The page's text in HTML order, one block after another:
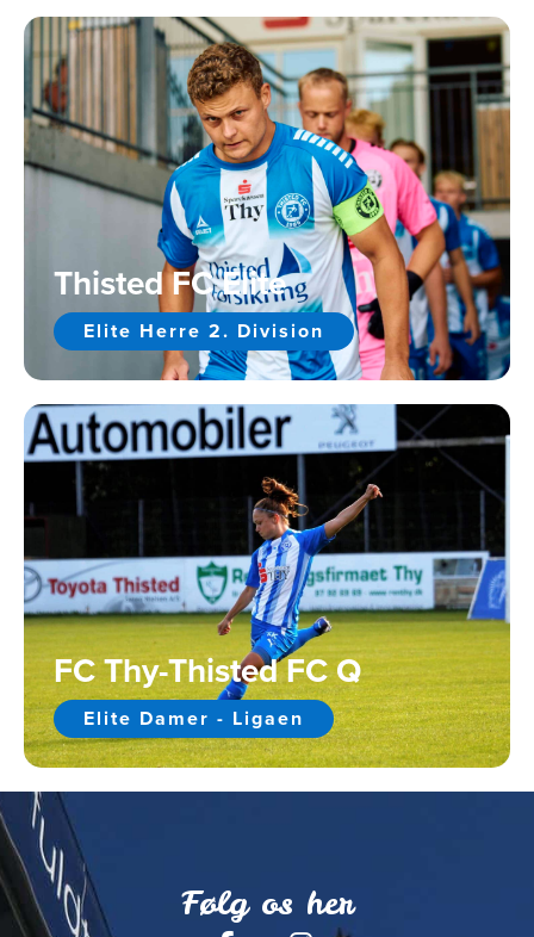
Thisted FC Elite
Elite Herre 2. Division
FC Thy-Thisted FC Q
Elite Damer - Ligaen
Følg os her